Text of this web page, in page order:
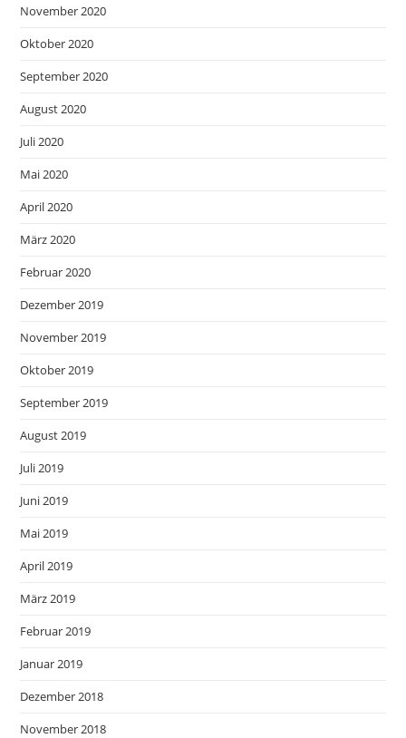
November 2020
Oktober 2020
September 2020
August 2020
Juli 2020
Mai 2020
April 2020
März 2020
Februar 2020
Dezember 2019
November 2019
Oktober 2019
September 2019
August 2019
Juli 2019
Juni 2019
Mai 2019
April 2019
März 2019
Februar 2019
Januar 2019
Dezember 2018
November 2018